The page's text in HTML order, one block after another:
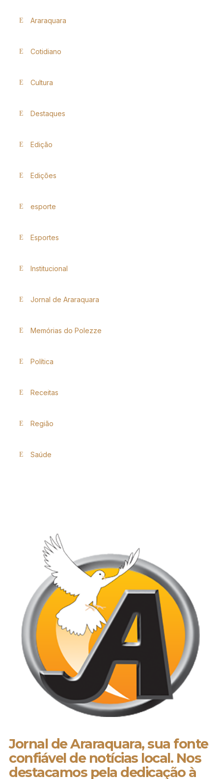
Araraquara
Cotidiano
Cultura
Destaques
Edição
Edições
esporte
Esportes
Institucional
Jornal de Araraquara
Memórias do Polezze
Política
Receitas
Região
Saúde
Jornal de Araraquara, sua fonte
confiável de notícias local. Nos
destacamos pela dedicação à